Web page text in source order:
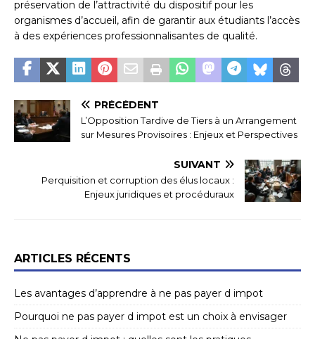
préservation de l’attractivité du dispositif pour les
organismes d’accueil, afin de garantir aux étudiants l’accès
à des expériences professionnalisantes de qualité.
PRÉCÉDENT
L’Opposition Tardive de Tiers à un Arrangement
sur Mesures Provisoires : Enjeux et Perspectives
SUIVANT
Perquisition et corruption des élus locaux :
Enjeux juridiques et procéduraux
ARTICLES RÉCENTS
Les avantages d’apprendre à ne pas payer d impot
Pourquoi ne pas payer d impot est un choix à envisager